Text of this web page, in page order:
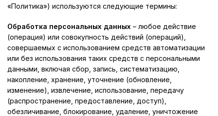
«Политика») используются следующие термины:
Обработка персональных данных – любое действие
(операция) или совокупность действий (операций),
совершаемых с использованием средств автоматизации
или без использования таких средств с персональными
данными, включая сбор, запись, систематизацию,
накопление, хранение, уточнение (обновление,
изменение), извлечение, использование, передачу
(распространение, предоставление, доступ),
обезличивание, блокирование, удаление, уничтожение